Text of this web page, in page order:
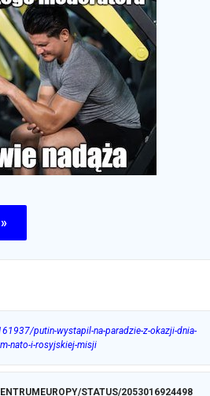
putin-wystapil-na-paradzie-z-okazji-dnia-
nato-i-rosyjskiej-misji
STATUS/2053016924498